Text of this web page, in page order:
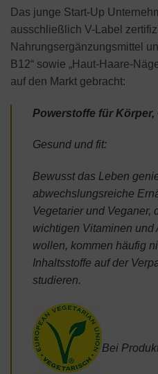
Das junge Start-Up
ausschließlich V-Label
Nahrungsergänzungsmittel
B12“ sowie „Haut-Haare-
auf den Markt gebracht:
Powerstoffe für
Gesund und fit:
Bewusst das Leben
abwechslungsreiche
Vegetarier und Veganer,
wichtigen Vitaminen und
wollen, kommen häufig
Inhaltsstoffe auf der
studieren.
Bei